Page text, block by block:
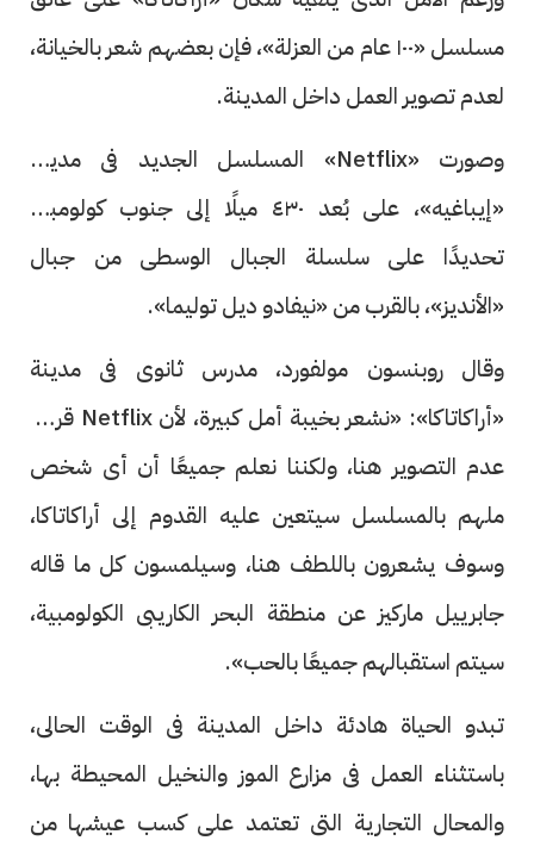
مسلسل «١٠٠ عام من العزلة»، فإن بعضهم شعر بالخيانة،
لعدم تصوير العمل داخل المدينة.
وصورت «Netflix» المسلسل الجديد فى مدينة
«إيباغيه»، على بُعد ٤٣٠ ميلًا إلى جنوب كولومبيا،
تحديدًا على سلسلة الجبال الوسطى من جبال
«الأنديز»، بالقرب من «نيفادو ديل توليما».
وقال روبنسون مولفورد، مدرس ثانوى فى مدينة
«أراكاتاكا»: «نشعر بخيبة أمل كبيرة، لأن Netflix قررت
عدم التصوير هنا، ولكننا نعلم جميعًا أن أى شخص
ملهم بالمسلسل سيتعين عليه القدوم إلى أراكاتاكا،
وسوف يشعرون باللطف هنا، وسيلمسون كل ما قاله
جابرييل ماركيز عن منطقة البحر الكاريبى الكولومبية،
سيتم استقبالهم جميعًا بالحب».
تبدو الحياة هادئة داخل المدينة فى الوقت الحالى،
باستثناء العمل فى مزارع الموز والنخيل المحيطة بها،
والمحال التجارية التى تعتمد على كسب عيشها من